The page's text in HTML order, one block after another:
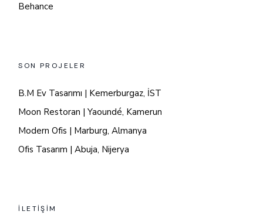
Behance
SON PROJELER
B.M Ev Tasarımı | Kemerburgaz, İST
Moon Restoran | Yaoundé, Kamerun
Modern Ofis | Marburg, Almanya
Ofis Tasarım | Abuja, Nijerya
İLETİŞİM